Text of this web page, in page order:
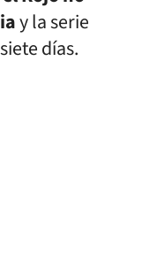
y la serie
días.